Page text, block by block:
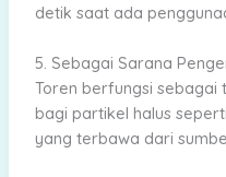
detik saat ada
5. Sebagai Sarana
Toren berfungsi sebagai
bagi partikel halus
yang terbawa dari